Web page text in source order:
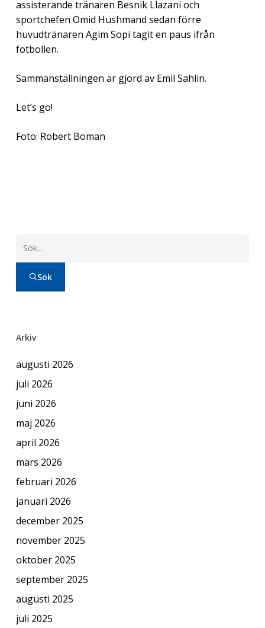
assisterande tränaren Besnik Llazani och
sportchefen Omid Hushmand sedan förre
huvudtränaren Agim Sopi tagit en paus ifrån
fotbollen.
Sammanställningen är gjord av Emil Sahlin.
Let’s go!
Foto: Robert Boman
Sök
Arkiv
augusti 2026
juli 2026
juni 2026
maj 2026
april 2026
mars 2026
februari 2026
januari 2026
december 2025
november 2025
oktober 2025
september 2025
augusti 2025
juli 2025